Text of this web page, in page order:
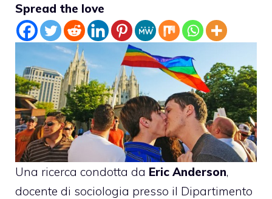
Spread the love
Una ricerca condotta da Eric Anderson,
docente di sociologia presso il Dipartimento